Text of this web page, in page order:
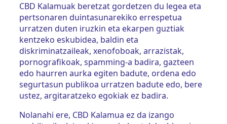
CBD Kalamuak beretzat gordetzen du legea eta
pertsonaren duintasunarekiko errespetua
urratzen duten iruzkin eta ekarpen guztiak
kentzeko eskubidea, baldin eta
diskriminatzaileak, xenofoboak, arrazistak,
pornografikoak, spamming-a badira, gazteen
edo haurren aurka egiten badute, ordena edo
segurtasun publikoa urratzen badute edo, bere
ustez, argitaratzeko egokiak ez badira.
Nolanahi ere, CBD Kalamua ez da izango